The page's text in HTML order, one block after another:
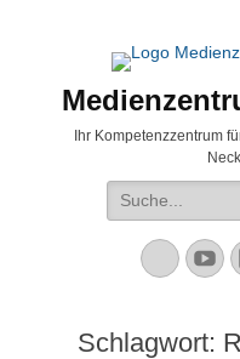
Ihr Kompetenzzentrum
Suche
nach:
Schlagwort: